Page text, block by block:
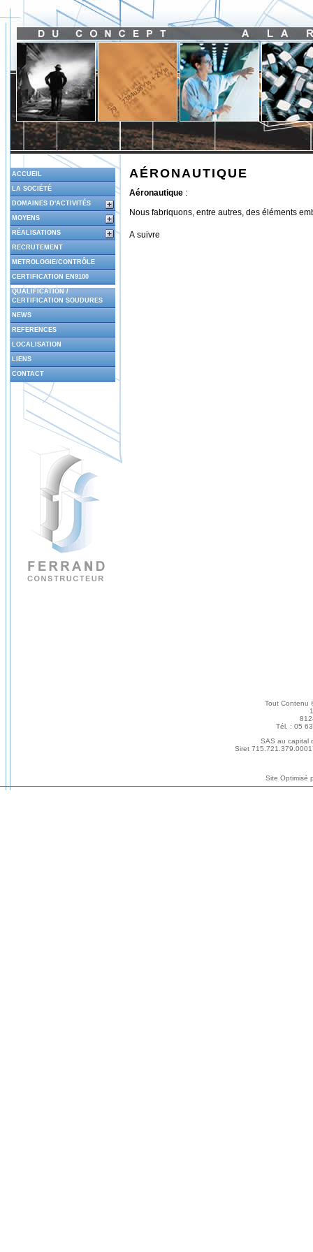
ACCUEIL
LA SOCIÉTÉ
DOMAINES D'ACTIVITÉS
MOYENS
RÉALISATIONS
RECRUTEMENT
METROLOGIE/CONTRÔLE
CERTIFICATION EN9100
QUALIFICATION /
CERTIFICATION SOUDURES
NEWS
REFERENCES
LOCALISATION
LIENS
CONTACT
AÉRONAUTIQUE
Aéronautique :
Nous fabriquons, entre autres, des éléments
A suivre
Tout Contenu
Tél. : 05
SAS au capital
Siret
Site Optimisé